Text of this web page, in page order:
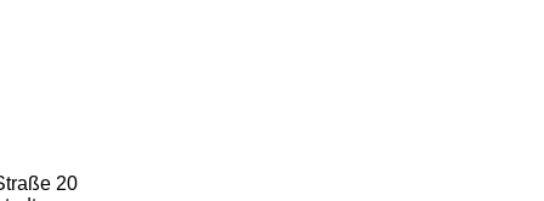
20